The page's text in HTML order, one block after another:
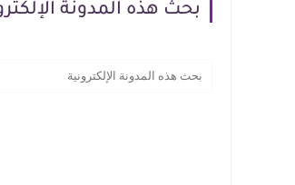
بحث هذه المدونة